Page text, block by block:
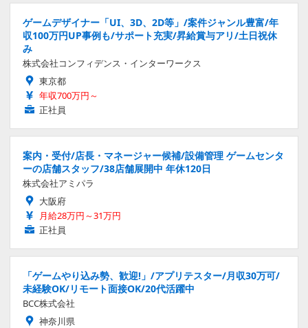
ゲームデザイナー「UI、3D、2D等」/案件ジャンル豊富/年
収100万円UP事例も/サポート充実/昇給賞与アリ/土日祝休
み
株式会社コンフィデンス・インターワークス
東京都
年収700万円～
正社員
案内・受付/店長・マネージャー候補/設備管理 ゲームセンタ
ーの店舗スタッフ/38店舗展開中 年休120日
株式会社アミパラ
大阪府
月給28万円～31万円
正社員
「ゲームやり込み勢、歓迎!」/アプリテスター/月収30万可/
未経験OK/リモート面接OK/20代活躍中
BCC株式会社
神奈川県